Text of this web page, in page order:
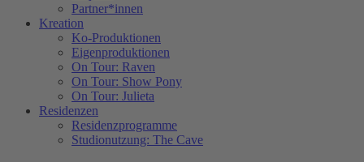
Partner*innen
Kreation
Ko-Produktionen
Eigenproduktionen
On Tour: Raven
On Tour: Show Pony
On Tour: Julieta
Residenzen
Residenzprogramme
Studionutzung: The Cave